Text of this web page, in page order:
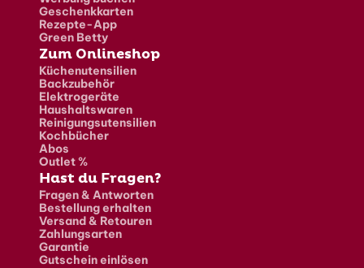
Geschenkkarten
Rezepte-App
Green Betty
Zum Onlineshop
Küchenutensilien
Backzubehör
Elektrogeräte
Haushaltswaren
Reinigungsutensilien
Kochbücher
Abos
Outlet %
Hast du Fragen?
Fragen & Antworten
Bestellung erhalten
Versand & Retouren
Zahlungsarten
Garantie
Gutschein einlösen